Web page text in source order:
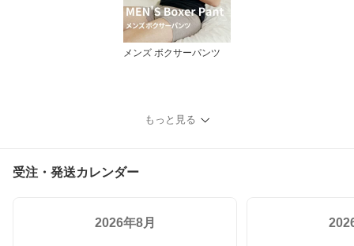
メンズ ボクサーパンツ
もっと見る
受注・発送カレンダー
2026年8月